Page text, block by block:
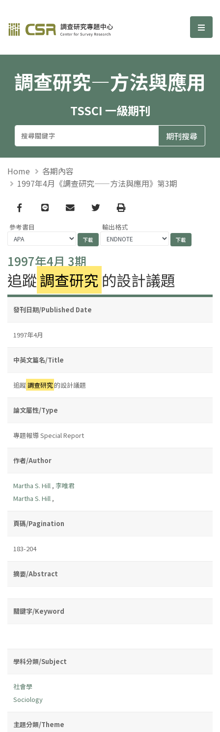
調查研究—方法與應用期刊 選
調查研究—方法與應用
TSSCI 一級期刊
Home
各期內容
1997年4月《調查研究——方法與應用》第3期
Facebook
line email TwitterPrint
參考書目 輸出格式
1997年4月 3期
追蹤調查研究 的設計議題
發刊日期/Published Date
1997年4月
中英文篇名/Title
追蹤調查研究的設計議題
論文屬性/Type
專題報導 Special Report
作者/Author
Martha S. Hill , 李唯君
Martha S. Hill ,
頁碼/Pagination
183-204
摘要/Abstract
關鍵字/Keyword
學科分類/Subject
社會學
Sociology
主題分類/Theme